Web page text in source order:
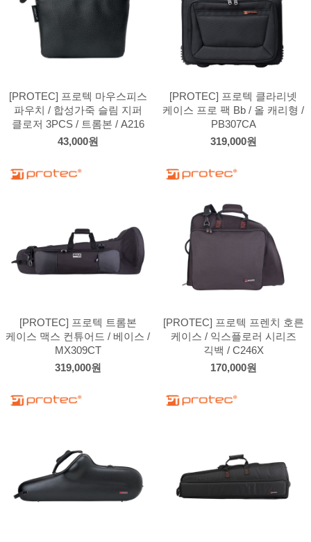
[PROTEC] 프로텍 마우스피스
파우치 / 합성가죽 슬림 지퍼
클로저 3PCS / 트롬본 / A216
43,000원
[PROTEC] 프로텍 클라리넷
케이스 프로 팩 Bb / 올 캐리형 /
PB307CA
319,000원
[PROTEC] 프로텍 트롬본
케이스 맥스 컨튜어드 / 베이스 /
MX309CT
319,000원
[PROTEC] 프로텍 프렌치 호른
케이스 / 익스플로러 시리즈
긱백 / C246X
170,000원